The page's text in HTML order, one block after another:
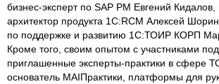
бизнес-эксперт по SAP PM Евгений Кидалов,
архитектор продукта 1С:RCM Алексей
по поддержке и развитию 1С:ТОИР КОРП
Кроме того, своим опытом с участниками
приглашенные эксперты-практики в сфере
основатель MAIПрактики, платформы для